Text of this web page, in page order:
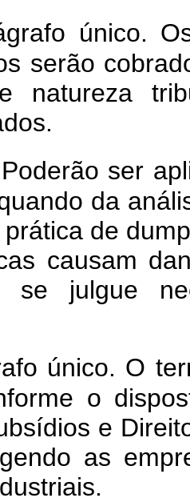
único.
serão
natureza
ser
da
de
causam
se julgue
único. O
o
e
as